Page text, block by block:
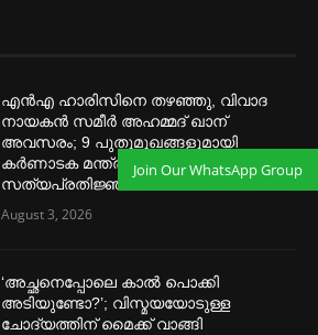
എൻഎ ഹാരിസിനെ തഴ‌‍ഞ്ഞു, വിവാദ
നായകൻ സമീര്‍ അഹമ്മദ് ഖാന്
അവസരം; 9 പുതുമുഖങ്ങളുമായി
കര്‍ണാടക മന്ത്രിസഭ, ഇന്ന്
സത്യപ്രതിജ്ഞ
August 3, 2026
‘അച്ഛനെപ്പോലെ കാല്‍ പൊക്കി
അടിയുണ്ടോ?’; വിസ്മയയോടുള്ള
ചോദ്യത്തിന് മൈക്ക് വാങ്ങി
Join Our WhatsApp Group